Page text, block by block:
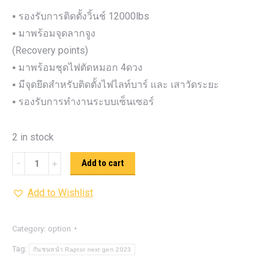
▪️ รองรับการติดตั้งวิ้นช์ 12000lbs
▪️ มาพร้อมจุดลากจูง
(Recovery points)
▪️ มาพร้อมชุดไฟตัดหมอก 4ดวง
▪️ มีจุดยึดสำหรับติดตั้งไฟไลท์บาร์ และ เสาวัดระยะ
▪️ รองรับการทำงานระบบเซ็นเซอร์
2 in stock
กันชน
หน้า
Raptor
gen
2023
Add to cart
Add to Wishlist
Category: option
Tag: กันชนหน้า Raptor next gen 2023